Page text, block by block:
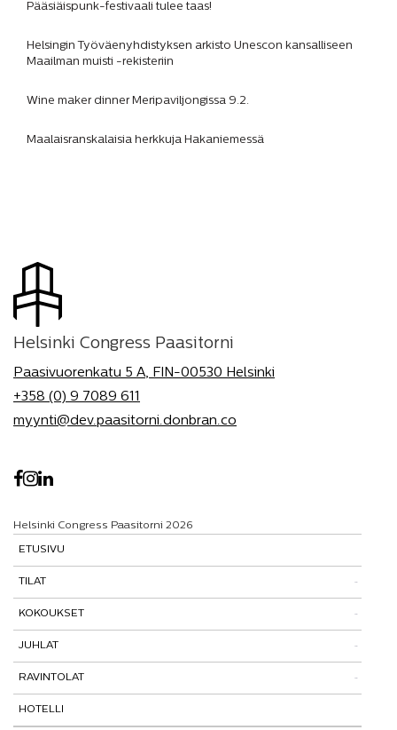
Pääsiäispunk-festivaali tulee taas!
Helsingin Työväenyhdistyksen arkisto Unescon kansalliseen
Maailman muisti -rekisteriin
Wine maker dinner Meripaviljongissa 9.2.
Maalaisranskalaisia herkkuja Hakaniemessä
Helsinki Congress Paasitorni
Paasivuorenkatu 5 A, FIN-00530 Helsinki
+358 (0) 9 7089 611
myynti@dev.paasitorni.donbran.co
Helsinki Congress Paasitorni 2026
ETUSIVU
TILAT
Tutustu tiloihimme
Tilat ja tarinat
Paasitorni-testi
KOKOUKSET
Kokouspaketit
Lisäpalvelut
JUHLAT
Pikkujoulut
RAVINTOLAT
Paasiravintola
HOTELLI